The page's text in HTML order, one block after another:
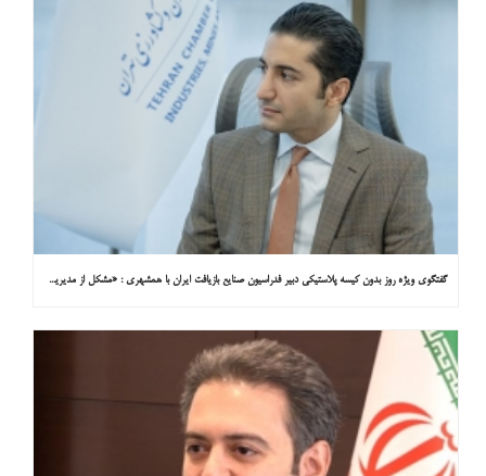
گفتگوی ویژه روز بدون کیسه پلاستیکی دبیر فدراسیون صنایع بازیافت ایران با همشهری : «مشکل از مدیریت پسماند پلاستیکی است، نه کیسه پلاستیکی»